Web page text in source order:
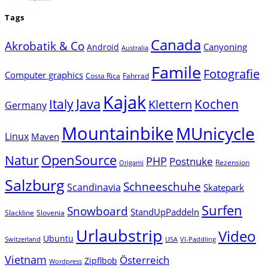
Tags
Akrobatik & Co Android Australia Canada Canyoning
Computer graphics Costa Rica Fahrrad Famile Fotografie
Germany Italy Java Kajak Klettern Kochen
Linux Maven MountainbikeMUnicycle
NaturOpenSource Origami PHP Postnuke Rezension
SalzburgScandinavia Schneeschuhe Skatepark
Slackline Slovenia Snowboard StandUpPaddeln Surfen
Switzerland Ubuntu Urlaubstrip USA VI-Paddling Video
Vietnam Wordpress Zipflbob Österreich